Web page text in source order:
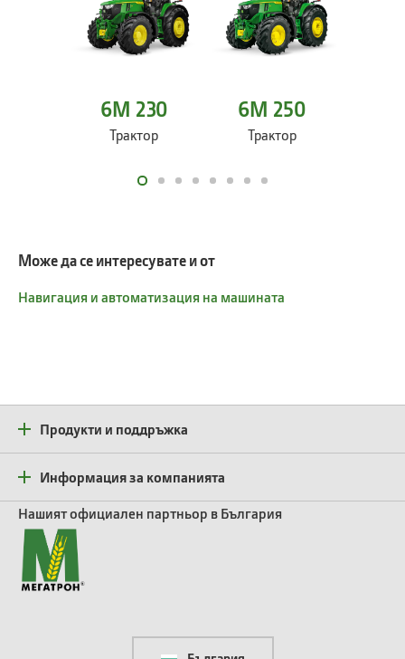
6M 230
Трактор
6M 250
Трактор
Може да се интересувате и от
Навигация и автоматизация на машината
Продукти и поддръжка
Информация за компанията
Нашият официален партньор в България